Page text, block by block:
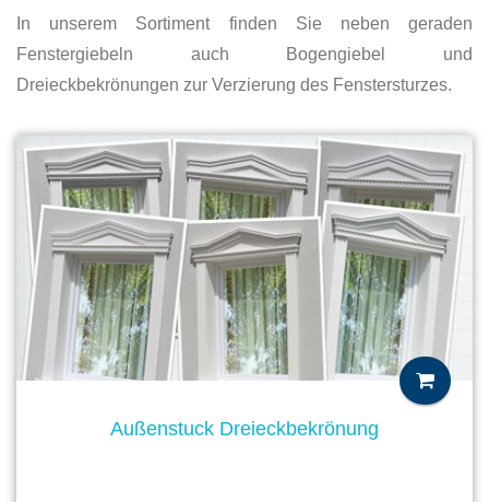
In unserem Sortiment finden Sie neben geraden
Fenstergiebeln auch Bogengiebel und
Dreieckbekrönungen zur Verzierung des Fenstersturzes.
Außenstuck Dreieckbekrönung